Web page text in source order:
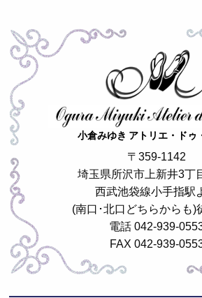
小倉みゆき アトリエ・ドゥ
〒359-1142
埼玉県所沢市上新井3丁
西武池袋線小手指駅
(南口･北口どちらからも)
電話 042-939-
FAX 042-939-